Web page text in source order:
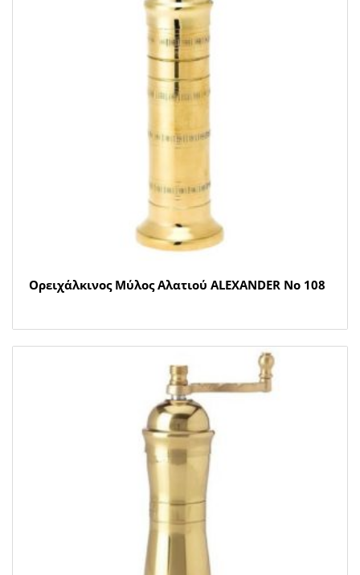
Ορειχάλκινος Μύλος Αλατιού ALEXANDER Νο 108